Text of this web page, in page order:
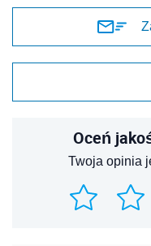
Oceń
Twoja opinia